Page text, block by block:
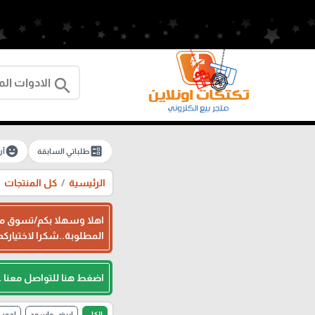
search
ballotطلباتي السابقة emoji_emotions
الرئيسية كل المنتجات
اهلا وسهلا بكم/تسوق
المطلوبة..شكرا
اضغط هنا للتواصل معنا